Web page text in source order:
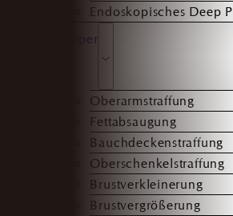
Endoskopisches Deep
Körper
Oberarmstraffung
Fettabsaugung
Bauchdeckenstraffung
Oberschenkelstraffung
Brustverkleinerung
Brustvergrößerung